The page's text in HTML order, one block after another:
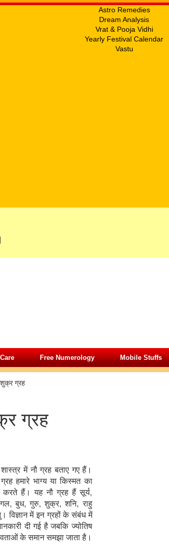
Astro Remedies
Dream Analysis
Vrat & Pooja Vidhi
Yearly Festival Calendar
Vastu
Free Numerology Mobile Stuffs
शुक्र ग्रह
ग्रह
शास्त्र में नौ ग्रह बताए गए हैं।
हमारे भाग्य या किस्मत का
करते हैं। यह नौ ग्रह हैं सूर्य,
बुध, गुरु, शुक्र, शनि, राहु
विज्ञान में इन ग्रहों के संबंध में
दी गई है जबकि ज्योतिष
के समान समझा जाता है।